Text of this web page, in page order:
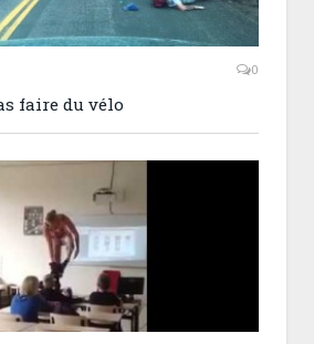
0
faire du vélo